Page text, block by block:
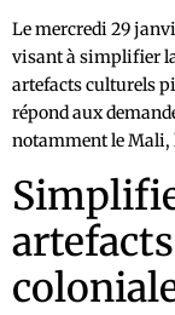
Le mercredi 29
visant à simplifier
artefacts culturels
répond aux
notamment le Mali,